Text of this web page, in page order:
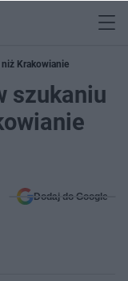
Krakowianie
szukaniu
Dodaj do Google